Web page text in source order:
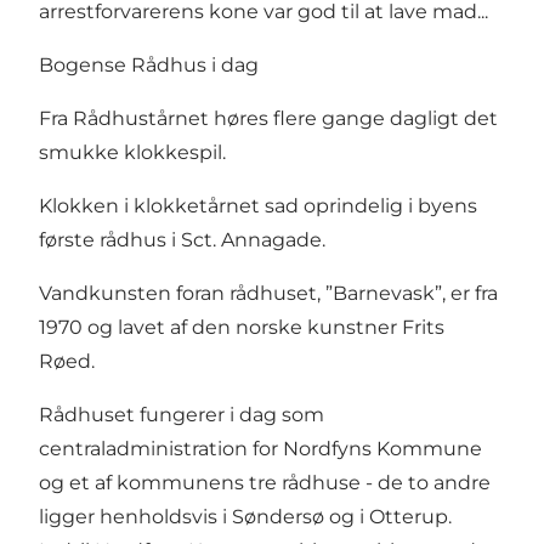
arrestforvarerens kone var god til at lave mad...
Bogense Rådhus i dag
Fra Rådhustårnet høres flere gange dagligt det
smukke klokkespil.
Klokken i klokketårnet sad oprindelig i byens
første rådhus i Sct. Annagade.
Vandkunsten foran rådhuset, ”Barnevask”, er fra
1970 og lavet af den norske kunstner Frits
Røed.
Rådhuset fungerer i dag som
centraladministration for Nordfyns Kommune
og et af kommunens tre rådhuse - de to andre
ligger henholdsvis i Søndersø og i Otterup.